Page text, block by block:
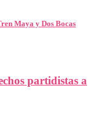
Maya y Dos Bocas
partidistas a